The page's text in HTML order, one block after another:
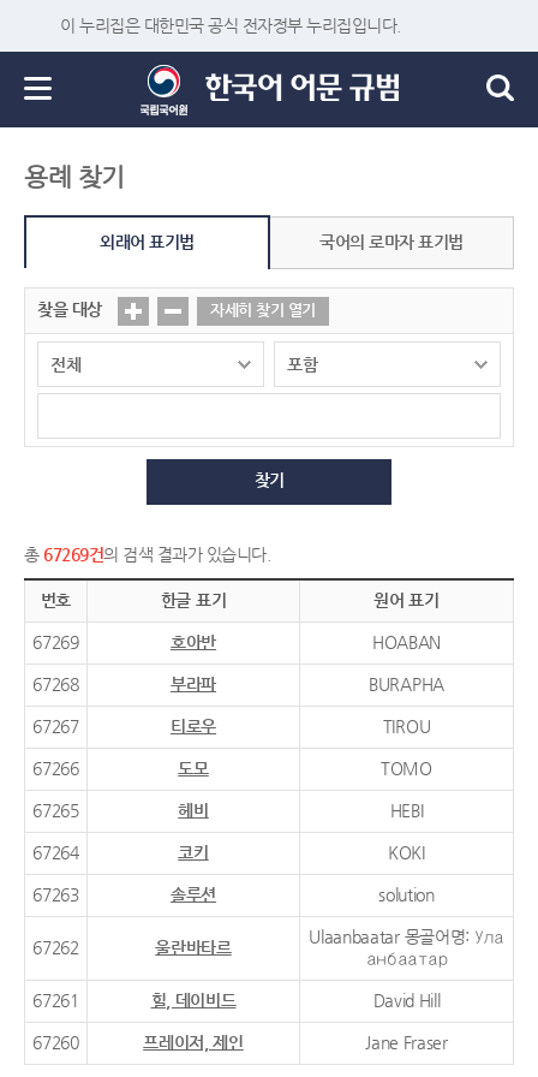
이 누리집은 대한민국 공식 전자정부 누리집입니다.
용례 찾기
외래어 표기법 국어의 로마자 표기법
찾을 대상 자세히 찾기 열기
찾기
총 67269건의 검색 결과가 있습니다.
번호 한글 표기 원어 표기
67269 호아반 HOABAN
67268 부라파 BURAPHA
67267 티로우 TIROU
67266 도모 TOMO
67265 헤비 HEBI
67264 코키 KOKI
67263 솔루션 solution
67262 울란바타르
Ulaanbaatar 몽골어명: Ула
анбаатар
67261 힐, 데이비드 David Hill
67260 프레이저, 제인 Jane Fraser